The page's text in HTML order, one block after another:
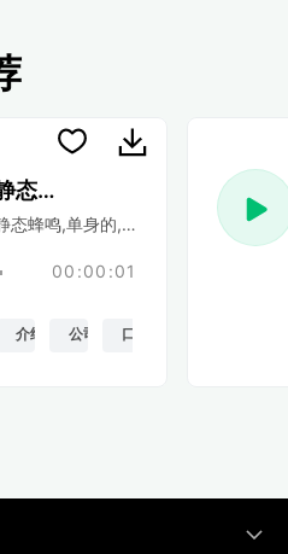
态哔声
态蜂鸣,单身的,一,通知,文本,警报
00:00:01
介绍 公司的 口音